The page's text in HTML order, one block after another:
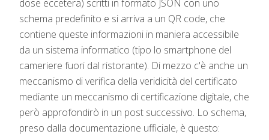
dose eccetera) scritti in formato JSON con uno
schema predefinito e si arriva a un QR code, che
contiene queste informazioni in maniera accessibile
da un sistema informatico (tipo lo smartphone del
cameriere fuori dal ristorante). Di mezzo c'è anche un
meccanismo di verifica della veridicità del certificato
mediante un meccanismo di certificazione digitale, che
però approfondirò in un post successivo. Lo schema,
preso dalla documentazione ufficiale, è questo: